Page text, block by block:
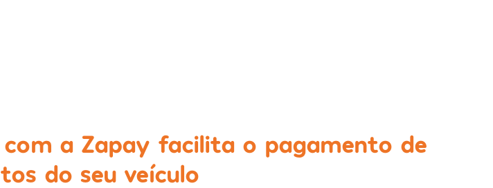
a Zapay facilita o pagamento de
do seu veículo